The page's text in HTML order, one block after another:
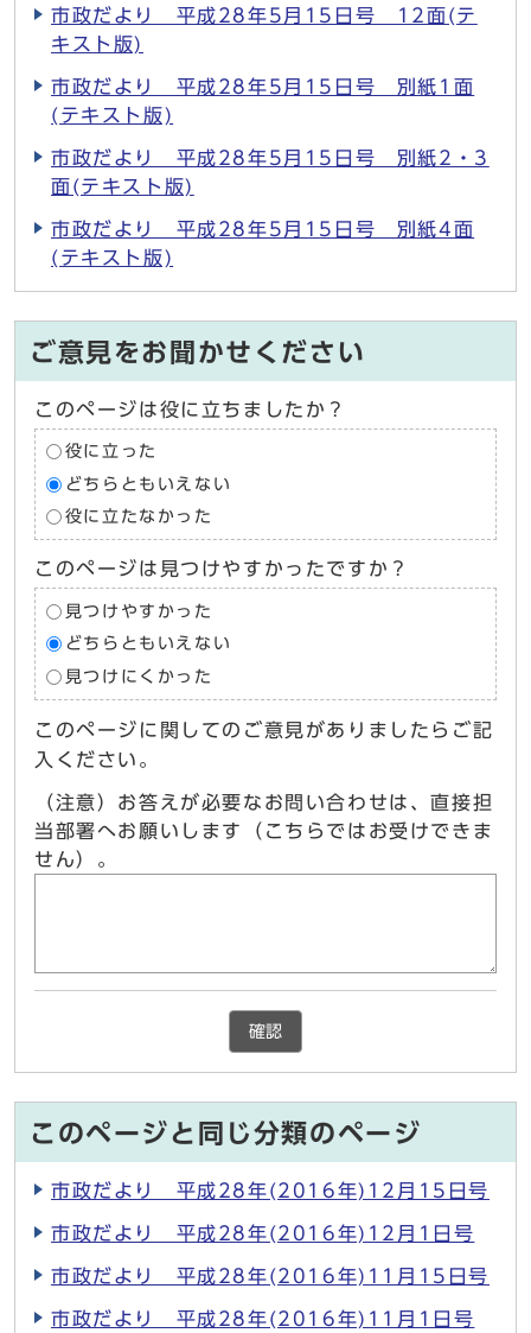
市政だより 平成28年5月15日号 12面(テ
キスト版)
市政だより 平成28年5月15日号 別紙1面
(テキスト版)
市政だより 平成28年5月15日号 別紙2・3
面(テキスト版)
市政だより 平成28年5月15日号 別紙4面
(テキスト版)
ご意見をお聞かせください
このページは役に立ちましたか？
役に立った
どちらともいえない
役に立たなかった
このページは見つけやすかったですか？
見つけやすかった
どちらともいえない
見つけにくかった
このページに関してのご意見がありましたらご記
入ください。
（注意）お答えが必要なお問い合わせは、直接担
当部署へお願いします（こちらではお受けできま
せん）。
確認
このページと同じ分類のページ
市政だより 平成28年(2016年)12月15日号
市政だより 平成28年(2016年)12月1日号
市政だより 平成28年(2016年)11月15日号
市政だより 平成28年(2016年)11月1日号